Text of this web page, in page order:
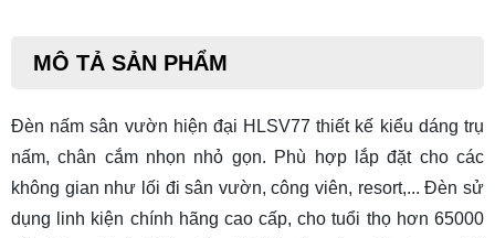
MÔ TẢ SẢN PHẨM
Đèn nấm sân vườn hiện đại HLSV77 thiết kế kiểu dáng trụ
nấm, chân cắm nhọn nhỏ gọn. Phù hợp lắp đặt cho các
không gian như lối đi sân vườn, công viên, resort,... Đèn sử
dụng linh kiện chính hãng cao cấp, cho tuổi thọ hơn 65000